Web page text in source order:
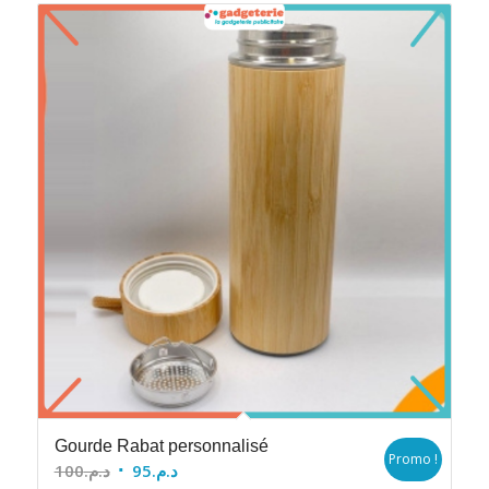
Gourde Rabat personnalisé
د.م.100
Le
د.م.95
Le
Promo !